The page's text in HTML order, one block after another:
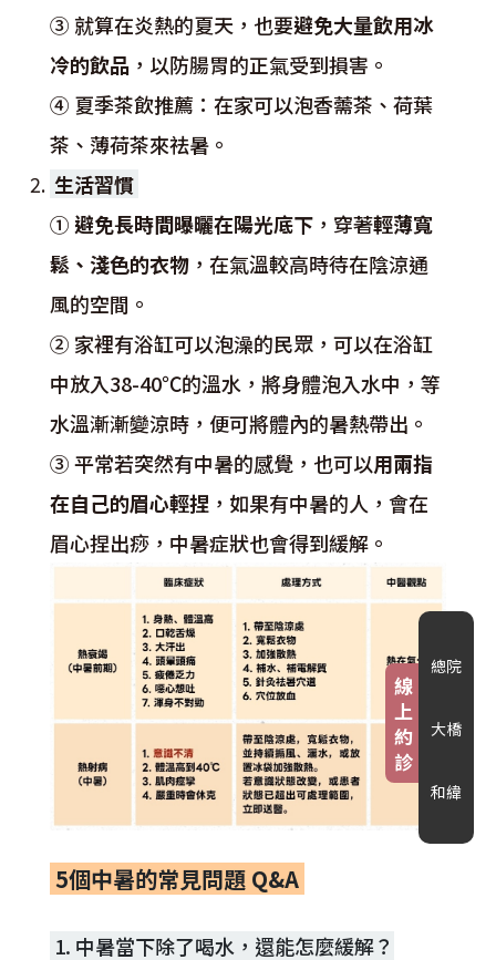
③ 就算在炎熱的夏天，也要避免大量飲用冰
冷的飲品 ，以防腸胃的正氣受到損害。
④ 夏季茶飲推薦：在家可以泡香薷茶、荷葉
茶、薄荷茶來祛暑。
生活習慣
① 避免長時間曝曬在陽光底下 ，穿著輕薄寬
鬆、淺色的衣物 ，在氣溫較高時待在陰涼通
風的空間。
② 家裡有浴缸可以泡澡的民眾，可以在浴缸
中放入38-40℃的溫水，將身體泡入水中，等
水溫漸漸變涼時，便可將體內的暑熱帶出。
③ 平常若突然有中暑的感覺，也可以用兩指
在自己的眉心輕捏 ，如果有中暑的人，會在
眉心捏出痧，中暑症狀也會得到緩解。
5個中暑的常見問題 Q&A
1. 中暑當下除了喝水，還能怎麼緩解？
線
上
約
診
總院
大橋
和緯